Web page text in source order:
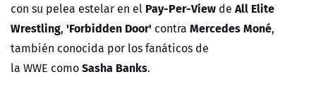
con su pelea estelar en el Pay-Per-View de All Elite
Wrestling, 'Forbidden Door' contra Mercedes Moné,
también conocida por los fanáticos de
la WWE comoSasha Banks.